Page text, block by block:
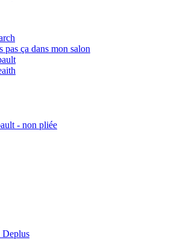
pas ça dans mon salon
- non pliée
Deplus